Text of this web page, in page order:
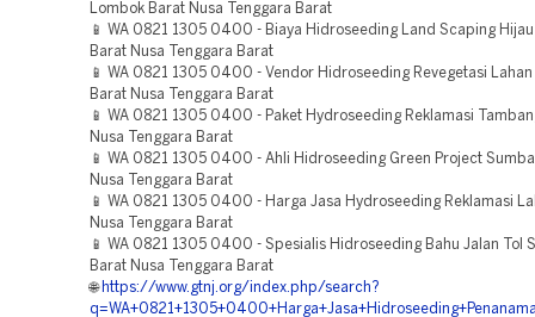
Lombok Barat Nusa Tenggara Barat
📱 WA 0821 1305 0400 - Biaya Hidroseeding Land Scaping
Barat Nusa Tenggara Barat
📱 WA 0821 1305 0400 - Vendor Hidroseeding Revegetasi
Barat Nusa Tenggara Barat
📱 WA 0821 1305 0400 - Paket Hydroseeding Reklamasi
Nusa Tenggara Barat
📱 WA 0821 1305 0400 - Ahli Hidroseeding Green Project
Nusa Tenggara Barat
📱 WA 0821 1305 0400 - Harga Jasa Hydroseeding Reklamasi
Nusa Tenggara Barat
📱 WA 0821 1305 0400 - Spesialis Hidroseeding Bahu Jalan Tol
Barat Nusa Tenggara Barat
🌐 https://www.gtnj.org/index.php/search?